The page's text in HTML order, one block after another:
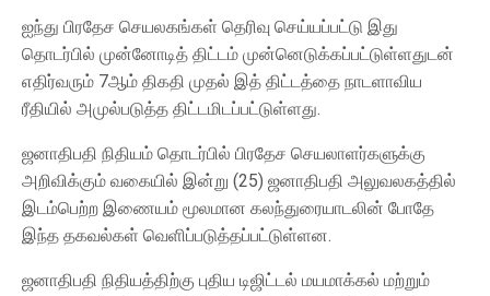
ஐந்து பிரதேச செயலகங்கள் தெரிவு செய்யப்பட்டு இது
தொடர்பில் முன்னோடித் திட்டம் முன்னெடுக்கப்பட்டுள்ளதுடன்
எதிர்வரும் 7ஆம் திகதி முதல் இத் திட்டத்தை நாடளாவிய
ரீதியில் அமுல்படுத்த திட்டமிடப்பட்டுள்ளது.
ஜனாதிபதி நிதியம் தொடர்பில் பிரதேச செயலாளர்களுக்கு
அறிவிக்கும் வகையில் இன்று (25) ஜனாதிபதி அலுவலகத்தில்
இடம்பெற்ற இணையம் மூலமான கலந்துரையாடலின் போதே
இந்த தகவல்கள் வெளிப்படுத்தப்பட்டுள்ளன.
ஜனாதிபதி நிதியத்திற்கு புதிய டிஜிட்டல் மயமாக்கல் மற்றும்